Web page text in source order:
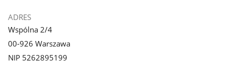
ADRES
Wspólna 2/4
00-926 Warszawa
NIP 5262895199